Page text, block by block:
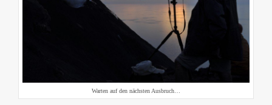
Warten auf den nächsten Ausbruch…